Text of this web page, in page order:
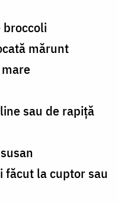
broccoli
mărunt
sau de rapiță
făcut la cuptor sau